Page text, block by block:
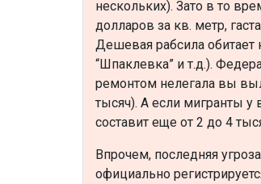
нескольких). Зато в то
долларов за кв. метр,
Дешевая рабсила обитает
“Шпаклевка” и т.д.).
ремонтом нелегала вы
тысяч). А если мигранты
составит еще от 2 до 4
Впрочем, последняя
официально